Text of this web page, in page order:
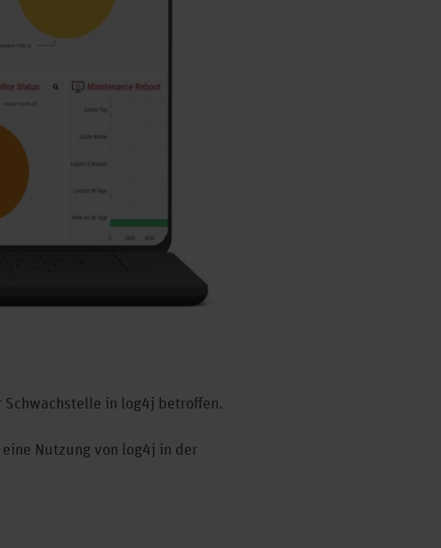
in log4j betroffen.
Nutzung von log4j in der